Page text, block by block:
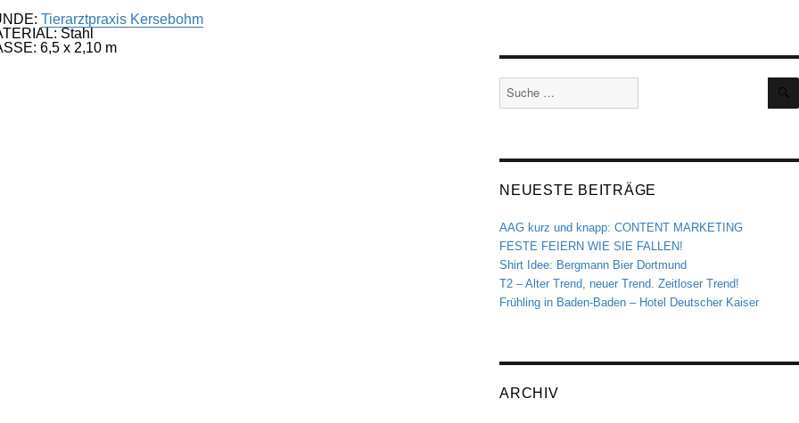
Tierarztpraxis Kersebohm
Stahl
6,5 x 2,10 m
Suche
nach:
NEUESTE BEITRÄGE
AAG kurz und knapp: CONTENT MARKETING
FESTE FEIERN WIE SIE FALLEN!
Shirt Idee: Bergmann Bier Dortmund
T2 – Alter Trend, neuer Trend. Zeitloser Trend!
Frühling in Baden-Baden – Hotel Deutscher Kaiser
ARCHIV